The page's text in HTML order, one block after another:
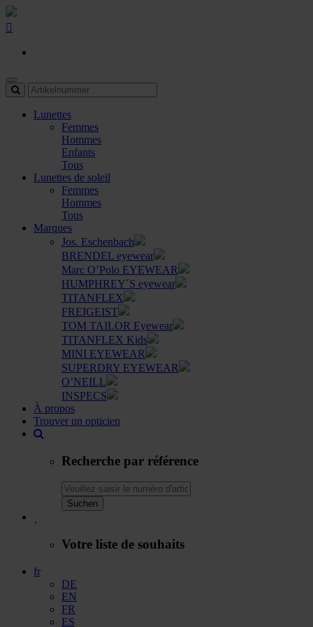
Lunettes
Femmes
Hommes
Enfants
Tous
Lunettes de soleil
Femmes
Hommes
Tous
Marques
Jos. Eschenbach
BRENDEL eyewear
Marc O’Polo EYEWEAR
HUMPHREY´S eyewear
TITANFLEX
FREIGEIST
TOM TAILOR Eyewear
TITANFLEX Kids
MINI EYEWEAR
SUPERDRY EYEWEAR
O’NEILL
INSPECS
À propos
Trouver un opticien
Recherche par référence
Suchen
Votre liste de souhaits
fr
DE
EN
FR
ES